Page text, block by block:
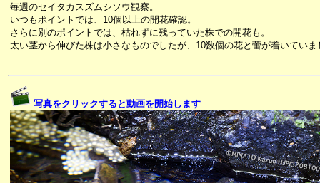
毎週のセイタカスズムシソウ観察。
いつもポイントでは、10個以上の開花確認。
さらに別のポイントでは、枯れずに残っていた株での開花も。
太い茎から伸びた株は小さなものでしたが、10数個の花と蕾が着いていま
写真をクリックすると動画を開始します